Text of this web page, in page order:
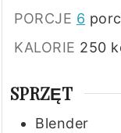
PORCJE 6
KALORIE 250
SPRZĘT
Blender